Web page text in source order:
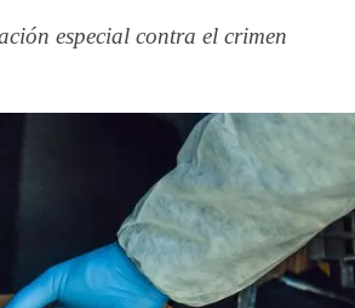
especial contra el crimen